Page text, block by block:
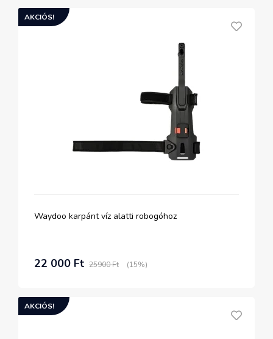
AKCIÓS!
Waydoo karpánt víz alatti robogóhoz
22 000 Ft 25900 Ft (15%)
AKCIÓS!